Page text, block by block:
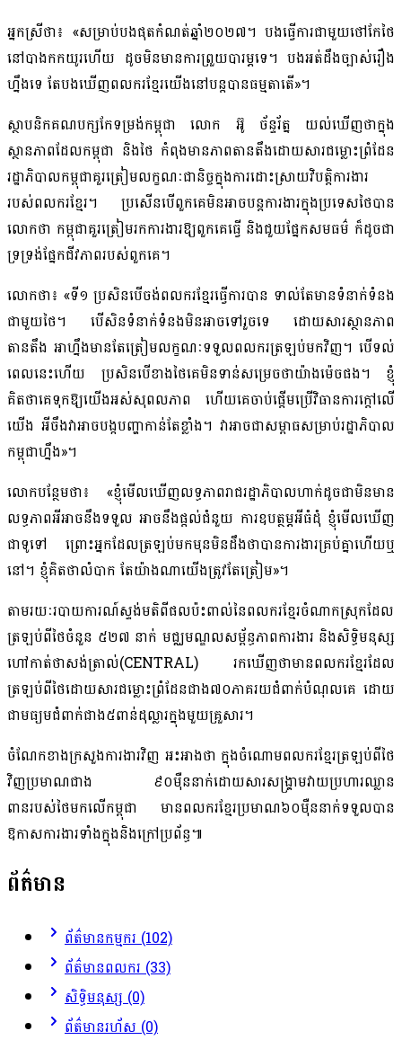
អ្នកស្រីថា៖ «សម្រាប់បងផុតកំណត់ឆ្នាំ២០២៧។ បងធ្វើការជាមួយថៅកែថៃ
នៅបាងកកយូរហើយ ដូចមិនមានការព្រួយបារម្ភទេ។ បងអត់ដឹងច្បាស់រឿង
ហ្នឹងទេ តែបងឃើញពលករខ្មែរយើងនៅបន្តបានធម្មតាតើ»។
ស្ថាបនិកគណបក្សកែទម្រង់កម្ពុជា លោក អ៊ូ ច័ន្ទរ័ត្ន យល់ឃើញថាក្នុង
ស្ថានភាពដែលកម្ពុជា និងថៃ កំពុងមានភាពតានតឹងដោយសារជម្លោះព្រំដែន
រដ្ឋាភិបាលកម្ពុជាគួរត្រៀមលក្ខណៈជានិច្ចក្នុងការដោះស្រាយវិបត្តិការងារ
របស់ពលករខ្មែរ។ ប្រសើនបើពួកគេមិនអាចបន្តការងារក្នុងប្រទេសថៃបាន
លោកថា កម្ពុជាគួរត្រៀមរកការងារឱ្យពួកគេធ្វើ និងជួយផ្នែកសមធម៌ ក៏ដូចជា
ទ្រទ្រង់ផ្នែកជីវភាពរបស់ពួកគេ។
លោកថា៖ «ទី១ ប្រសិនបើចង់ពលករខ្មែរធ្វើការបាន ទាល់តែមានទំនាក់ទំនង
ជាមួយថៃ។ បើសិនទំនាក់ទំនងមិនអាចទៅរួចទេ ដោយសារស្ថានភាព
តានតឹង អាហ្នឹងមានតែត្រៀមលក្ខណៈទទួលពលករត្រឡប់មកវិញ។ បើទល់
ពេលនេះហើយ ប្រសិនបើខាងថៃគេមិនទាន់សម្រេចថាយ៉ាងម៉េចផង។ ខ្ញុំ
គិតថាគេទុកឱ្យយើងអស់សុពលភាព ហើយគេចាប់ផ្ដើមប្រើវិធានការក្ដៅលើ
យើង អីចឹងវាអាចបង្កបញ្ហាកាន់តែខ្លាំង។ វាអាចជាសម្ពាធសម្រាប់រដ្ឋាភិបាល
កម្ពុជាហ្នឹង»។
លោកបន្ថែមថា៖ «ខ្ញុំមើលឃើញលទ្ធភាពរាជរដ្ឋាភិបាលហាក់ដូចជាមិនមាន
លទ្ធភាពអីអាចនឹងទទួល អាចនឹងផ្ដល់ជំនួយ ការឧបត្ថម្ភអីធំដុំ ខ្ញុំមើលឃើញ
ជាទូទៅ ព្រោះអ្នកដែលត្រឡប់មកមុនមិនដឹងថាបានការងារគ្រប់គ្នាហើយឬ
នៅ។ ខ្ញុំគិតថាលំបាក តែយ៉ាងណាយើងត្រូវតែត្រៀម»។
តាមរយៈរបាយការណ៍ស្ទង់មតិពីផលប៉ះពាល់នៃពលករខ្មែរចំណាកស្រុកដែល
ត្រឡប់ពីថៃចំនួន ៥២៧ នាក់ មជ្ឈមណ្ឌលសម្ព័ន្ធភាពការងារ និងសិទ្ធិមនុស្ស
ហៅកាត់ថាសង់ត្រាល់(CENTRAL) រកឃើញថាមានពលករខ្មែរដែល
ត្រឡប់ពីថៃដោយសារជម្លោះព្រំដែនជាង៧០ភាគរយជំពាក់បំណុលគេ ដោយ
ជាមធ្យមជំពាក់ជាង៥ពាន់ដុល្លារក្នុងមួយគ្រួសារ។
ចំណែកខាងក្រសួងការងារវិញ អះអាងថា ក្នុងចំណោមពលករខ្មែរត្រឡប់ពីថៃ
វិញប្រមាណជាង ៩០ម៉ឺននាក់ដោយសារសង្រ្គាមវាយប្រហារឈ្លាន
ពានរបស់ថៃមកលើកម្ពុជា មានពលករខ្មែរប្រមាណ៦០ម៉ឺននាក់ទទួលបាន
ឱកាសការងារទាំងក្នុងនិងក្រៅប្រព័ន្ធ៕
ព័ត៌មាន
ព័ត៌មានកម្មករ (102)
ព័ត៌មានពលករ (33)
សិទ្ធិមនុស្ស (0)
ព័ត៌មានរហ័ស (0)